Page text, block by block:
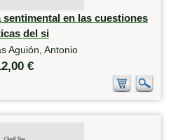
en las cuestiones
del si
Aguión, Antonio
€